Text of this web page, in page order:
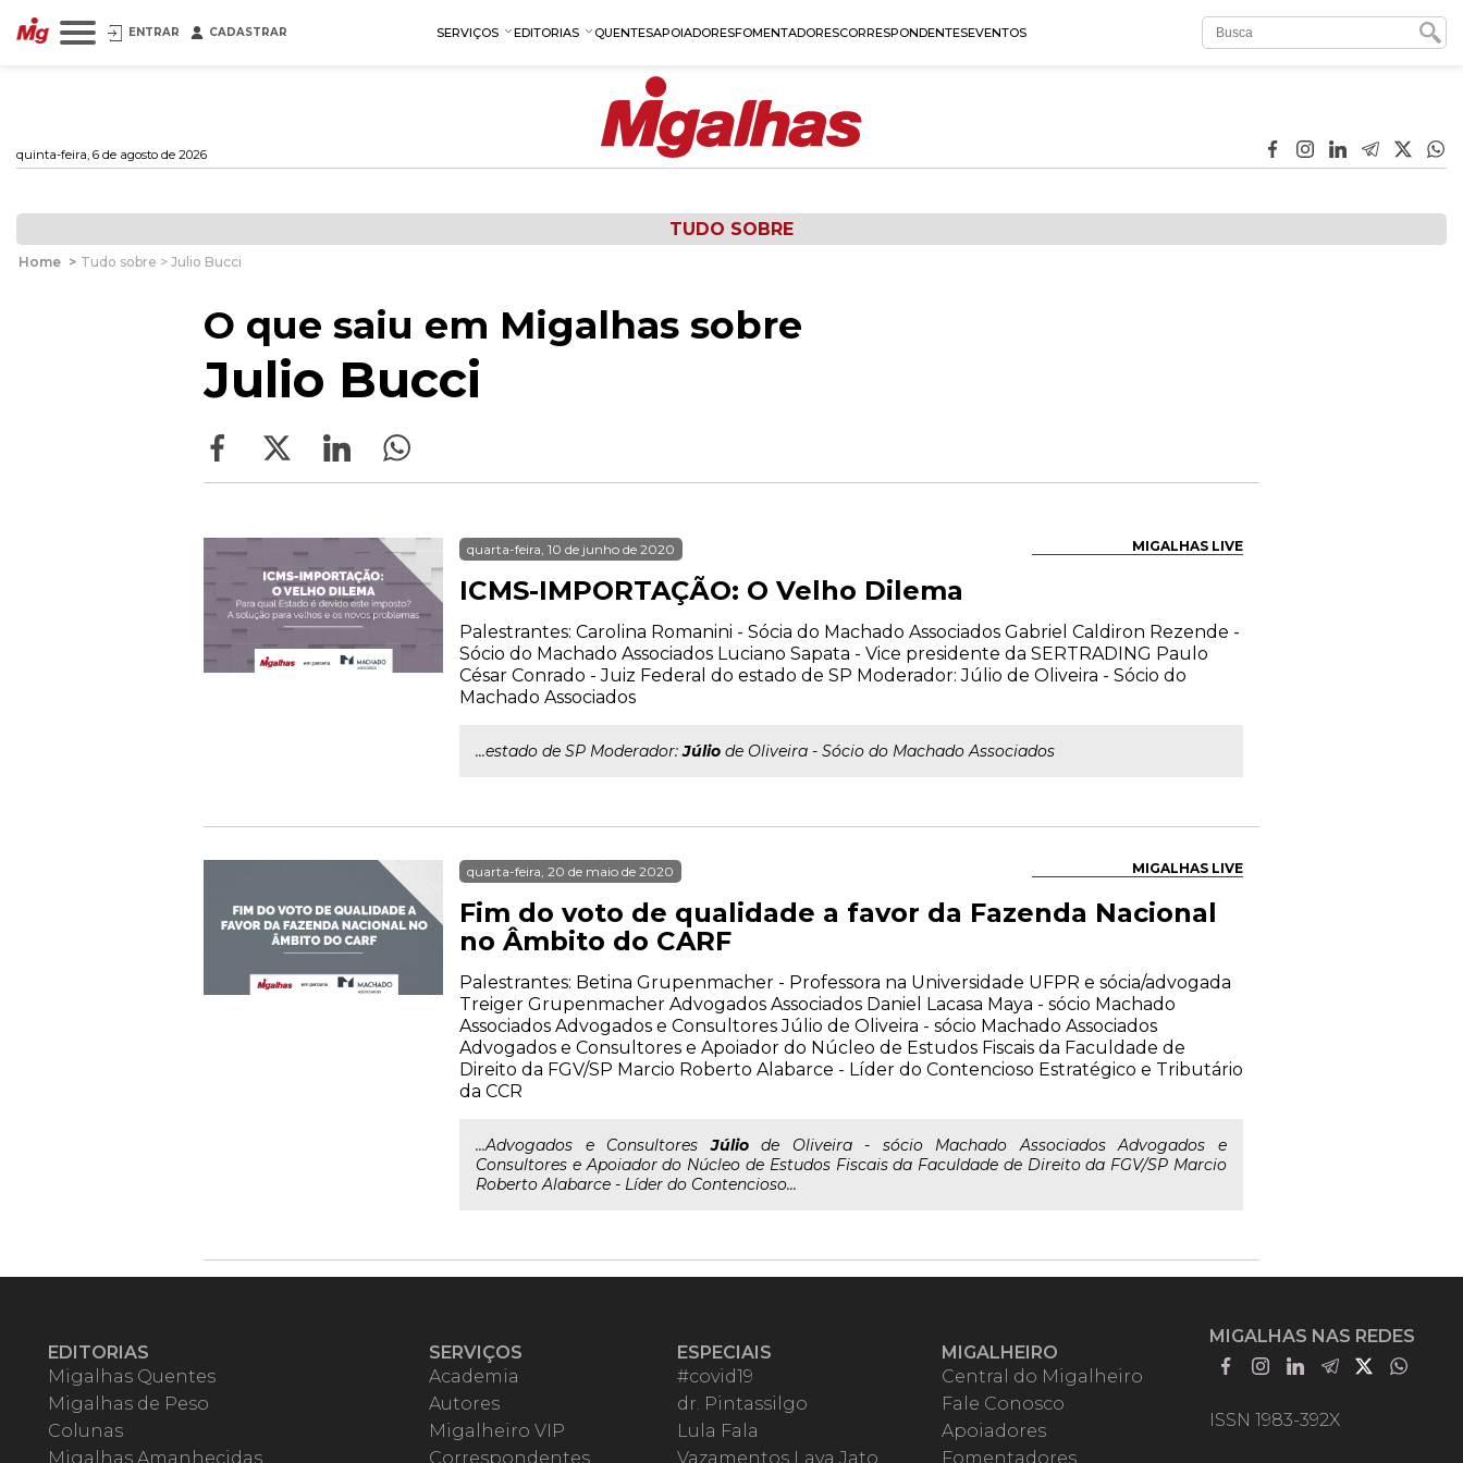
ENTRAR CADASTRAR SERVIÇOS EDITORIAS QUENTESAPOIADORESFOMENTADORESCORRESPONDENTESEVENTOS
quinta-feira, 6 de agosto de 2026
TUDO SOBRE
Home > Tudo sobre > Julio Bucci
O que saiu em Migalhas sobre
Julio Bucci
MIGALHAS LIVE
quarta-feira, 10 de junho de 2020
ICMS-IMPORTAÇÃO: O Velho Dilema
Palestrantes: Carolina Romanini - Sócia do Machado Associados Gabriel Caldiron Rezende -
Sócio do Machado Associados Luciano Sapata - Vice presidente da SERTRADING Paulo
César Conrado - Juiz Federal do estado de SP Moderador: Júlio de Oliveira - Sócio do
Machado Associados
...estado de SP Moderador:Júlio de Oliveira - Sócio do Machado Associados
MIGALHAS LIVE
quarta-feira, 20 de maio de 2020
Fim do voto de qualidade a favor da Fazenda Nacional
no Âmbito do CARF
Palestrantes: Betina Grupenmacher - Professora na Universidade UFPR e sócia/advogada
Treiger Grupenmacher Advogados Associados Daniel Lacasa Maya - sócio Machado
Associados Advogados e Consultores Júlio de Oliveira - sócio Machado Associados
Advogados e Consultores e Apoiador do Núcleo de Estudos Fiscais da Faculdade de
Direito da FGV/SP Marcio Roberto Alabarce - Líder do Contencioso Estratégico e Tributário
da CCR
...Advogados e ConsultoresJúliode Oliveira - sócio Machado Associados Advogados e
Consultores e Apoiador do Núcleo de Estudos Fiscais da Faculdade de Direito da FGV/SP Marcio
Roberto Alabarce - Líder do Contencioso...
EDITORIAS
Migalhas Quentes
Migalhas de Peso
Colunas
Migalhas Amanhecidas
SERVIÇOS
Academia
Autores
Migalheiro VIP
Correspondentes
ESPECIAIS
#covid19
dr. Pintassilgo
Lula Fala
Vazamentos Lava Jato
MIGALHEIRO
Central do Migalheiro
Fale Conosco
Apoiadores
Fomentadores
MIGALHAS NAS REDES
ISSN 1983-392X